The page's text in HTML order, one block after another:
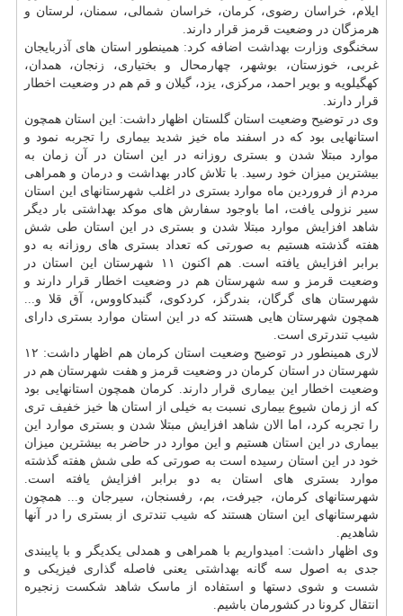
ایلام، خراسان رضوی، کرمان، خراسان شمالی، سمنان، لرستان و
هرمزگان در وضعیت قرمز قرار دارند.
سخنگوی وزارت بهداشت اضافه کرد: همینطور استان های آذربایجان
غربی، خوزستان، بوشهر، چهارمحال و بختیاری، زنجان، همدان،
کهگیلویه و بویر احمد، مرکزی، یزد، گیلان و قم هم در وضعیت اخطار
قرار دارند.
وی در توضیح وضعیت استان گلستان اظهار داشت: این استان همچون
استانهایی بود که در اسفند ماه خیز شدید بیماری را تجربه نمود و
موارد مبتلا شدن و بستری روزانه در این استان در آن زمان به
بیشترین میزان خود رسید. با تلاش کادر بهداشت ودرمان و همراهی
مردم از فروردین ماه موارد بستری در اغلب شهرستانهای این استان
سیر نزولی یافت، اما باوجود سفارش های موکد بهداشتی بار دیگر
شاهد افزایش موارد مبتلا شدن و بستری در این استان طی شش
هفته گذشته هستیم به صورتی که تعداد بستری های روزانه به دو
برابر افزایش یافته است. هم اکنون ۱۱ شهرستان این استان در
وضعیت قرمز و سه شهرستان هم در وضعیت اخطار قرار دارند و
شهرستان های گرگان، بندرگز، کردکوی، گنبدکاووس، آق قلا و...
همچون شهرستان هایی هستند که در این استان موارد بستری دارای
شیب تندرتری است.
لاری همینطور در توضیح وضعیت استان کرمان هم اظهار داشت: ۱۲
شهرستان در استان کرمان در وضعیت قرمز و هفت شهرستان هم در
وضعیت اخطار این بیماری قرار دارند. کرمان همچون استانهایی بود
که از زمان شیوع بیماری نسبت به خیلی از استان ها خیز خفیف تری
را تجربه کرد، اما الان شاهد افزایش مبتلا شدن و بستری موارد این
بیماری در این استان هستیم و این موارد در حاضر به بیشترین میزان
خود در این استان رسیده است به صورتی که طی شش هفته گذشته
موارد بستری های استان به دو برابر افزایش یافته است.
شهرستانهای کرمان، جیرفت، بم، رفسنجان، سیرجان و... همچون
شهرستانهای این استان هستند که شیب تندتری از بستری را در آنها
شاهدیم.
وی اظهار داشت: امیدواریم با همراهی و همدلی یکدیگر و با پایبندی
جدی به اصول سه گانه بهداشتی یعنی فاصله گذاری فیزیکی و
شست و شوی دستها و استفاده از ماسک شاهد شکست زنجیره
انتقال کرونا در کشورمان باشیم.